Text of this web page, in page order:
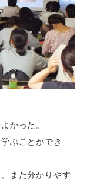
かった。
ぶことができ
また分かりやす